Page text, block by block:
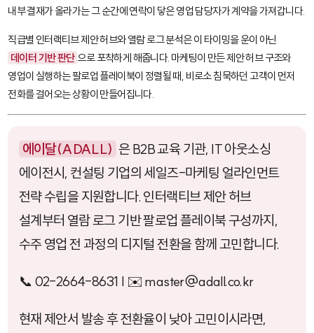
내부 결재가 올라가는 그 순간에 연락이 닿은 영업 담당자가 계약을 가져갑니다.
직급별 인터랙티브 제안 허브와 열람 로그 분석은 이 타이밍을 운이 아닌
데이터 기반 판단 으로 포착하게 해줍니다. 마케팅이 만든 제안 허브 구조와
영업이 실행하는 팔로업 플레이북이 정렬될 때, 비로소 침묵하던 고객이 먼저
전화를 걸어오는 상황이 만들어집니다.
에이달(ADALL) 은 B2B 교육 기관, IT 아웃소싱
에이전시, 컨설팅 기업의 세일즈-마케팅 얼라인먼트
전략 수립을 지원합니다. 인터랙티브 제안 허브
설계부터 열람 로그 기반 팔로업 플레이북 구성까지,
수주 영업 전 과정의 디지털 전환을 함께 고민합니다.
📞 02-2664-8631 | ✉️ master@adall.co.kr
현재 제안서 발송 후 전환율이 낮아 고민이시라면,